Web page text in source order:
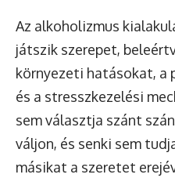
Az alkoholizmus
játszik szerepet,
környezeti hatásokat, a
és a stresszkezelési
sem választja szánt
váljon, és senki sem
másikat a szeretet